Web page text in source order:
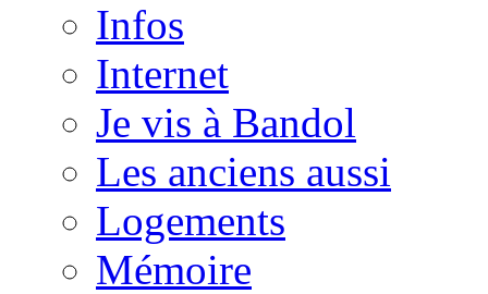
Infos
Internet
Je vis à Bandol
Les anciens aussi
Logements
Mémoire